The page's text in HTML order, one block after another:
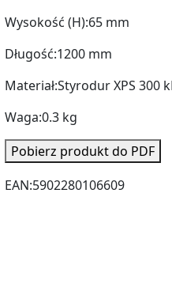
Wysokość (H):65 mm
Długość:1200 mm
Materiał:Styrodur XPS 300
Waga:0.3 kg
Pobierz produkt do PDF
EAN:5902280106609